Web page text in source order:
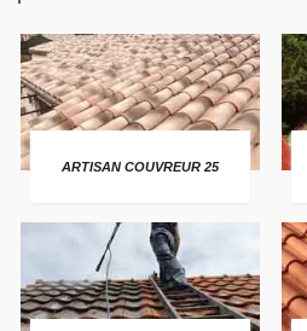
ARTISAN COUVREUR 25